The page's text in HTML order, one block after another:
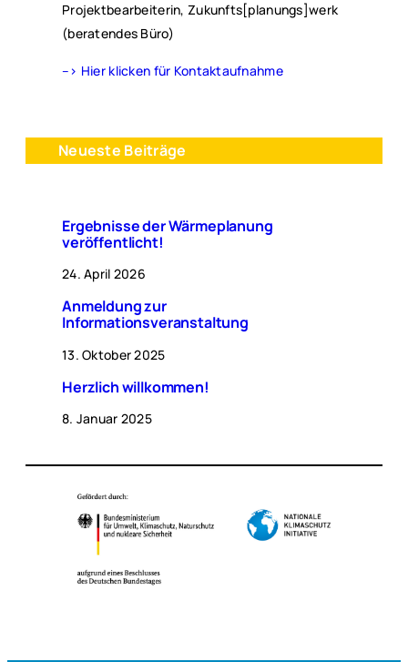
Projektbearbeiterin, Zukunfts[planungs]werk
(beratendes Büro)
–> Hier klicken für Kontaktaufnahme
Neueste Beiträge
Ergebnisse der Wärmeplanung
veröffentlicht!
24. April 2026
Anmeldung zur
Informationsveranstaltung
13. Oktober 2025
Herzlich willkommen!
8. Januar 2025